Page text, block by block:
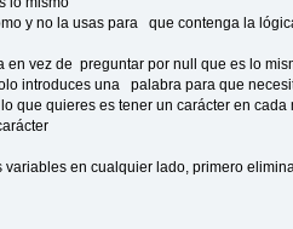
vacía
es vacía
y no la usas para que contenga la
en vez de preguntar por null que es lo
introduces una palabra para que
que quieres es tener un carácter en cada
en cualquier lado, primero